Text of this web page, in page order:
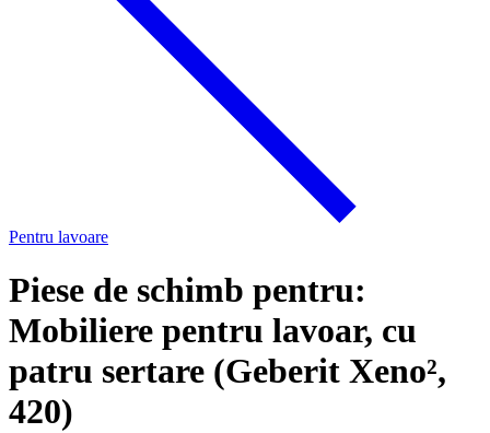
Pentru lavoare
Piese de schimb pentru:
Mobiliere pentru lavoar, cu
patru sertare (Geberit Xeno²,
420)